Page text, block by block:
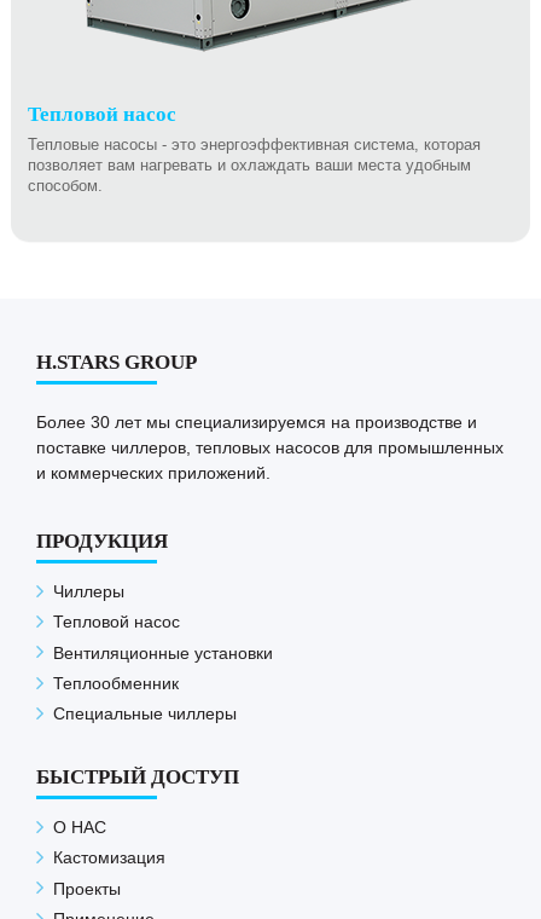
Тепловой насос
Тепловые насосы - это энергоэффективная система, которая
позволяет вам нагревать и охлаждать ваши места удобным
способом.
H.STARS GROUP
Более 30 лет мы специализируемся на производстве и
поставке чиллеров, тепловых насосов для промышленных
и коммерческих приложений.
ПРОДУКЦИЯ
Чиллеры
Тепловой насос
Вентиляционные установки
Теплообменник
Специальные чиллеры
БЫСТРЫЙ ДОСТУП
О НАС
Кастомизация
Проекты